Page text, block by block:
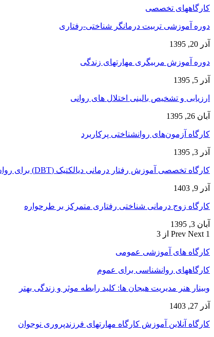
کارگاههای تخصصی
دوره آموزشی تربیت درمانگر شناختی-رفتاری
آذر 20, 1395
دوره آموزش مربیگری مهارتهای زندگی
آذر 5, 1395
ارزیابی و تشخیص بالینی اختلال های روانی
آبان 26, 1395
کارگاه آزمون‌های روانشناختی پرکاربرد
آذر 3, 1395
کارگاه تخصصی آموزش رفتار درمانی دیالکتیک (DBT) برای روان‌درمانگران
آذر 9, 1403
کارگاه زوج‌ درمانی شناختی رفتاری متمرکز بر طرحواره
آبان 3, 1395
Prev Next 1 از 3
کارگاه های آموزشی عمومی
کارگاههای روانشناسی برای عموم
وبینار هنر مدیریت هیجان ها: کلید رابطه موثر و زندگی بهتر
آذر 27, 1403
کارگاه آنلاین آموزش کارگاه مهارتهای فرزندپروری نوجوان